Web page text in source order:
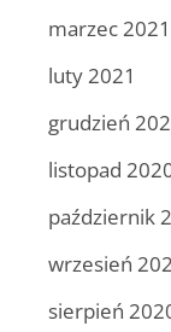
marzec 2021
luty 2021
grudzień
listopad
październik
wrzesień
sierpień